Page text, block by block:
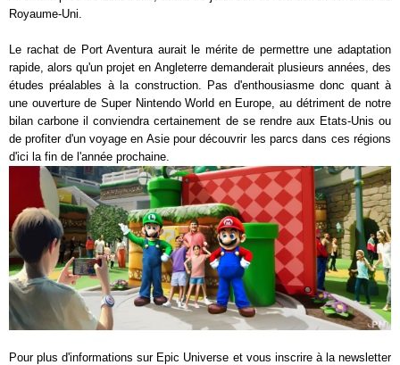
Royaume-Uni.
Le rachat de Port Aventura aurait le mérite de permettre une adaptation
rapide, alors qu'un projet en Angleterre demanderait plusieurs années, des
études préalables à la construction. Pas d'enthousiasme donc quant à
une ouverture de Super Nintendo World en Europe, au détriment de notre
bilan carbone il conviendra certainement de se rendre aux Etats-Unis ou
de profiter d'un voyage en Asie pour découvrir les parcs dans ces régions
d'ici la fin de l'année prochaine.
Pour plus d'informations sur Epic Universe et vous inscrire à la newsletter